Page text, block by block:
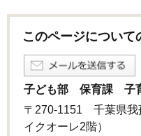
このページについて
子ども部 保育課 子
〒270-1151 千葉県我
イクオーレ2階）